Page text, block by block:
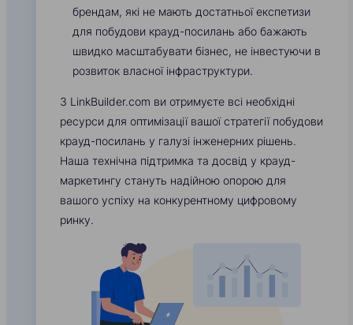
брендам, які не мають достатньої експетизи
для побудови крауд-посилань або бажають
швидко масштабувати бізнес, не інвестуючи в
розвиток власної інфраструктури.
З LinkBuilder.com ви отримуєте всі необхідні
ресурси для оптимізації вашої стратегії побудови
крауд-посилань у галузі інженерних рішень.
Наша технічна підтримка та досвід у крауд-
маркетингу стануть надійною опорою для
вашого успіху на конкурентному цифровому
ринку.